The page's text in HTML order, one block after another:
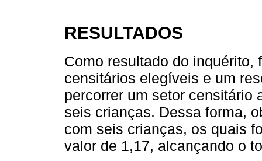
RESULTADOS
Como resultado do inquérito,
censitários elegíveis e um
percorrer um setor censitário
seis crianças. Dessa forma,
com seis crianças, os quais
valor de 1,17, alcançando o